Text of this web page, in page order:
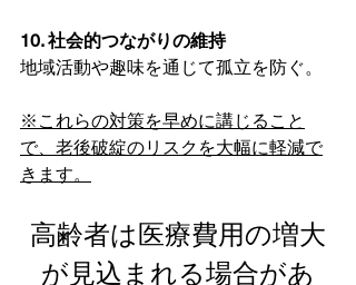
10. 社会的つながりの維持
地域活動や趣味を通じて孤立を防ぐ。
※これらの対策を早めに講じること
で、老後破綻のリスクを大幅に軽減で
きます。
高齢者は医療費用の増大
が見込まれる場合があ